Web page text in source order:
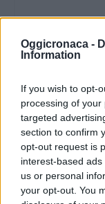
Oggicronaca -
Information
If you wish to opt-
processing of
targeted
section to confirm
opt-out request is
interest-based
us or personal
your opt-out. You
l’assessore –
coinvolgendo
in iniziative
Associazioni,
nostro
ha più